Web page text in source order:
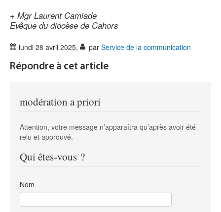
+ Mgr Laurent Camiade
Evêque du diocèse de Cahors
lundi 28 avril 2025, par Service de la communication
Répondre à cet article
modération a priori
Attention, votre message n’apparaîtra qu’après avoir été
relu et approuvé.
Qui êtes-vous ?
Nom